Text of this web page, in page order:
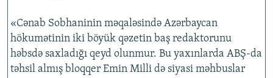
«Cənab Sobhaninin məqaləsində Azərbaycan
hökumətinin iki böyük qəzetin baş redaktorunu
həbsdə saxladığı qeyd olunmur. Bu yaxınlarda ABŞ-da
təhsil almış bloqqer Emin Milli də siyasi məhbuslar